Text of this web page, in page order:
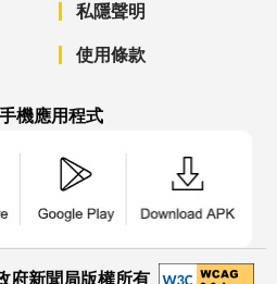
私隱聲明
使用條款
機應用程式
府新聞局版權所有